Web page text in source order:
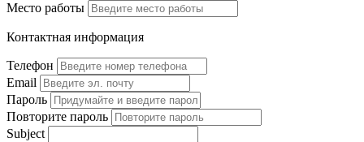
Место работы
Контактная информация
Телефон
Email
Пароль
Повторите пароль
Subject